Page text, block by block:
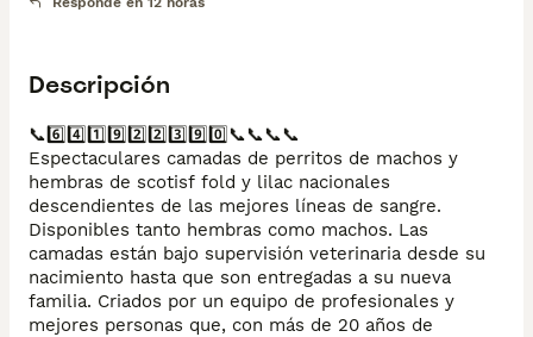
Descripción
📞6️⃣4️⃣1️⃣9️⃣2️⃣2️⃣3️⃣9️⃣0️⃣📞📞📞📞
Espectaculares camadas de perritos de machos y
hembras de scotisf fold y lilac nacionales
descendientes de las mejores líneas de sangre.
Disponibles tanto hembras como machos. Las
camadas están bajo supervisión veterinaria desde su
nacimiento hasta que son entregadas a su nueva
familia. Criados por un equipo de profesionales y
mejores personas que, con más de 20 años de